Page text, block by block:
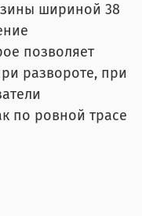
шириной 38
позволяет
развороте, при
по ровной трасе